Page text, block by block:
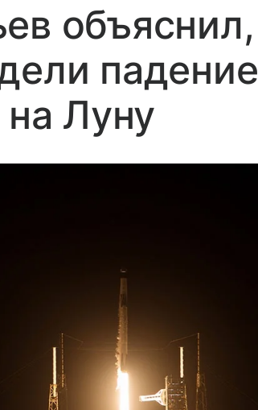
объяснил,
падение
Луну